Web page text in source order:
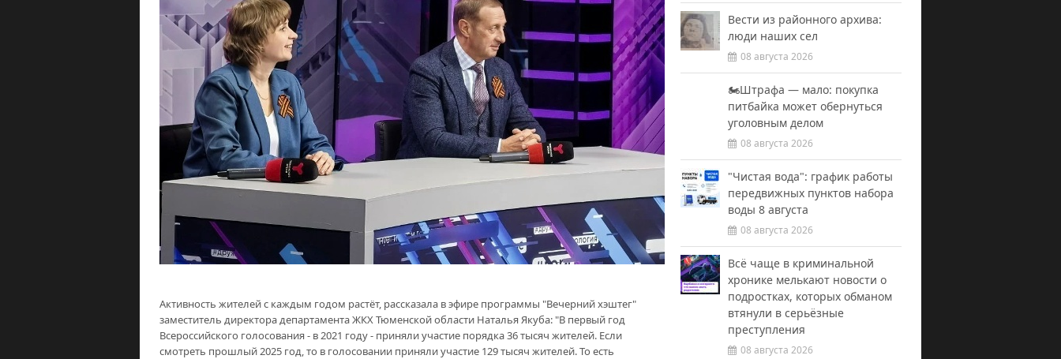
Активность жителей с каждым годом растёт, рассказала в эфире программы "Вечерний хэштег"
заместитель директора департамента ЖКХ Тюменской области Наталья Якуба: "В первый год
Всероссийского голосования - в 2021 году - приняли участие порядка 36 тысяч жителей. Если
смотреть прошлый 2025 год, то в голосовании приняли участие 129 тысяч жителей. То есть
Вести из районного архива:
люди наших сел
08 августа 2026
🏍️Штрафа — мало: покупка
питбайка может обернуться
уголовным делом
08 августа 2026
"Чистая вода": график работы
передвижных пунктов набора
воды 8 августа
08 августа 2026
Всё чаще в криминальной
хронике мелькают новости о
подростках, которых обманом
втянули в серьёзные
преступления
08 августа 2026